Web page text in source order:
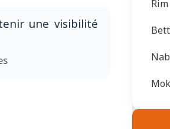
une visibilité